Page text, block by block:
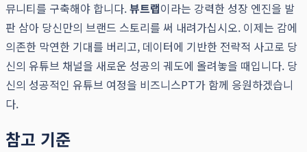
뮤니티를 구축해야 합니다.뷰트랩이라는 강력한 성장 엔진을 발
판 삼아 당신만의 브랜드 스토리를 써 내려가십시오. 이제는 감에
의존한 막연한 기대를 버리고, 데이터에 기반한 전략적 사고로 당
신의 유튜브 채널을 새로운 성공의 궤도에 올려놓을 때입니다. 당
신의 성공적인 유튜브 여정을 비즈니스PT가 함께 응원하겠습니
다.
참고 기준